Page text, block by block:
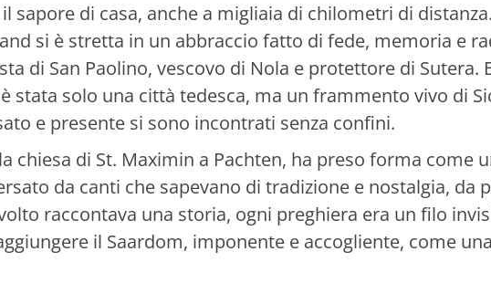
sapore di casa, anche a migliaia di chilometri di
si è stretta in un abbraccio fatto di fede, memoria e
di San Paolino, vescovo di Nola e protettore di Sutera.
stata solo una città tedesca, ma un frammento vivo di
e presente si sono incontrati senza confini.
chiesa di St. Maximin a Pachten, ha preso forma come
da canti che sapevano di tradizione e nostalgia, da
raccontava una storia, ogni preghiera era un filo
il Saardom, imponente e accogliente, come